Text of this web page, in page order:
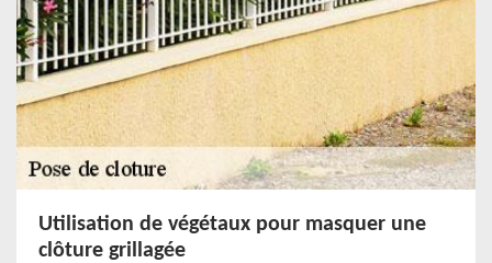
Utilisation de végétaux pour masquer une
clôture grillagée